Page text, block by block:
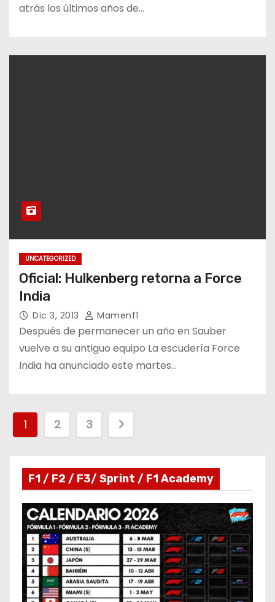
atrás los últimos años de…
UNCATEGORIZED
Oficial: Hulkenberg retorna a Force
India
Dic 3, 2013 Mamenf1
Después de permanecer un año en Sauber
vuelve a su antiguo equipo La escudería Force
India ha anunciado este martes…
1 2 3
F1 / F2 / F3/ Sprint / F1 Academy